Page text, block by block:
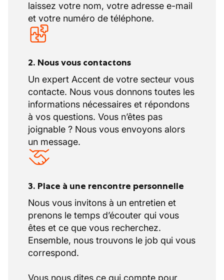
laissez votre nom, votre adresse e-mail
et votre numéro de téléphone.
2. Nous vous contactons
Un expert Accent de votre secteur vous
contacte. Nous vous donnons toutes les
informations nécessaires et répondons
à vos questions. Vous n’êtes pas
joignable ? Nous vous envoyons alors
un message.
3. Place à une rencontre personnelle
Nous vous invitons à un entretien et
prenons le temps d’écouter qui vous
êtes et ce que vous recherchez.
Ensemble, nous trouvons le job qui vous
correspond.
Vous nous dites ce qui compte pour